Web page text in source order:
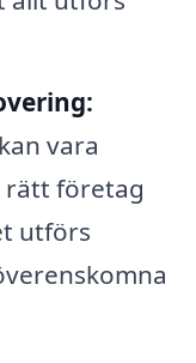
vara
rätt företag
utförs